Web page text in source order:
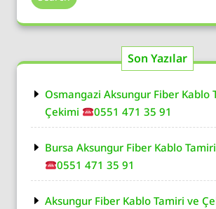
Son Yazılar
Osmangazi Aksungur Fiber Kablo
Çekimi
0551 471 35 91
Bursa Aksungur Fiber Kablo
0551 471 35 91
Aksungur Fiber Kablo Tamiri ve